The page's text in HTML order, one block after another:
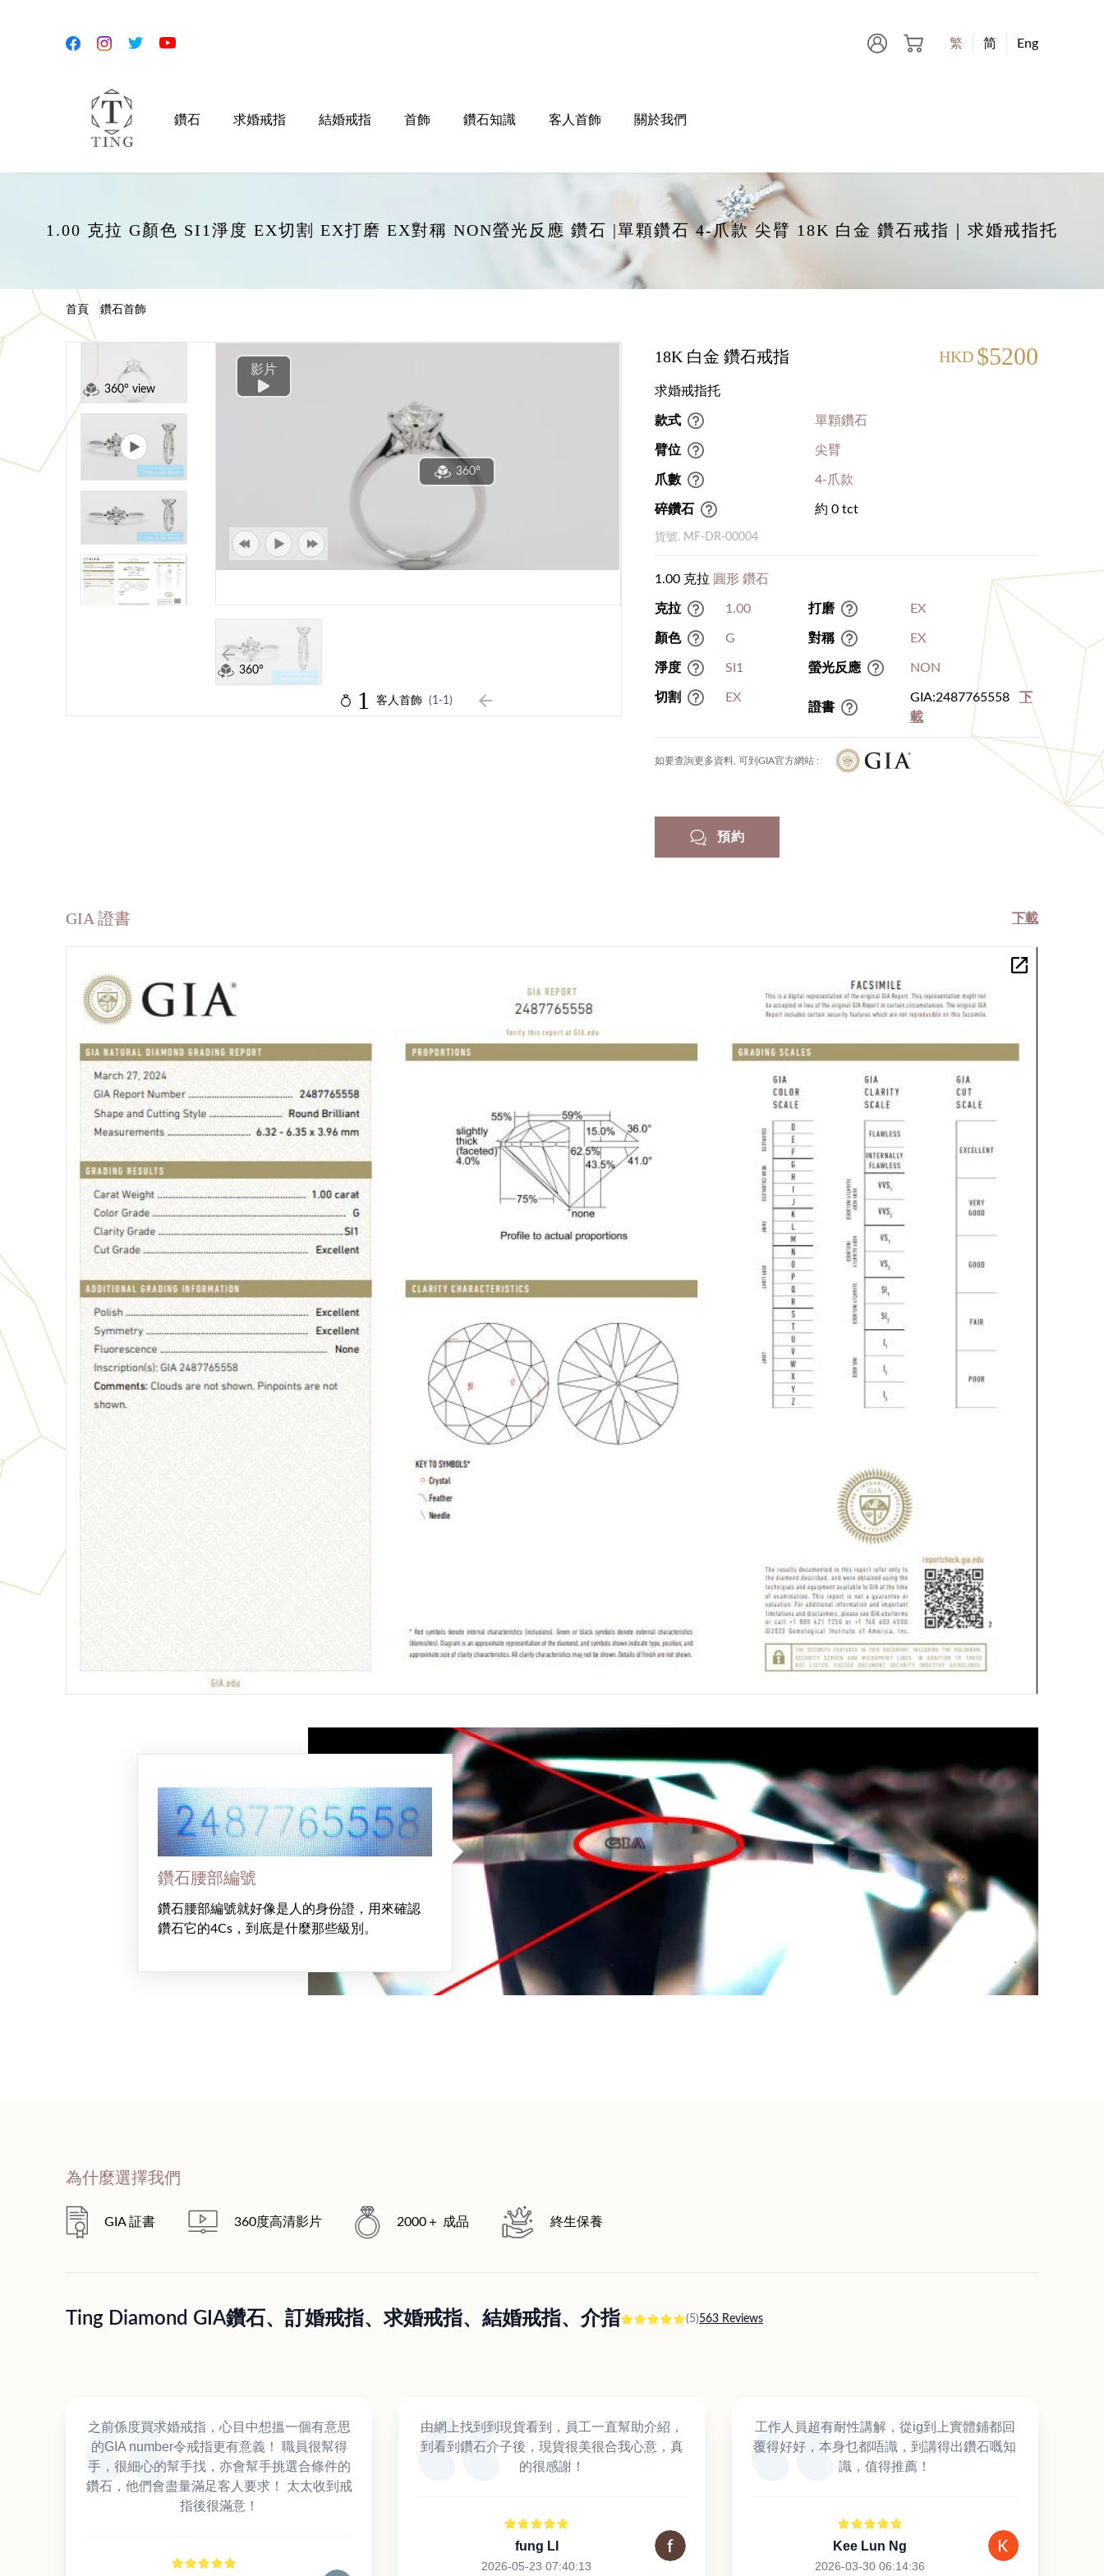
繁 简 Eng
鑽石 求婚戒指 結婚戒指 首飾 鑽石知識 客人首飾 關於我們
1.00 克拉 G顏色 SI1淨度 EX切割 EX打磨 EX對稱 NON螢光反應 鑽石 |單顆鑽石 4-爪款 尖臂 18K 白金 鑽石戒指｜求婚戒指托
首頁 鑽石首飾
360° view
影片
360°
360°
1 客人首飾 (1-1)
18K 白金 鑽石戒指 HKD $5200
求婚戒指托
款式 單顆鑽石
臂位 尖臂
爪數 4-爪款
碎鑽石 約 0 tct
貨號. MF-DR-00004
1.00 克拉 圓形 鑽石
克拉 1.00
顏色 G
淨度 SI1
切割 EX
打磨 EX
對稱 EX
螢光反應 NON
證書
GIA:2487765558
下
載
如要查詢更多資料, 可到GIA官方網站 :
預約
GIA 證書 下載
鑽石腰部編號
鑽石腰部編號就好像是人的身份證，用來確認
鑽石它的4Cs，到底是什麼那些級別。
為什麼選擇我們
GIA 証書 360度高清影片 2000＋ 成品 終生保養
Ting Diamond GIA鑽石、訂婚戒指、求婚戒指、結婚戒指、介指 (5)563 Reviews
之前係度買求婚戒指，心目中想搵一個有意思
的GIA number令戒指更有意義！ 職員很幫得
手，很細心的幫手找，亦會幫手挑選合條件的
鑽石，他們會盡量滿足客人要求！ 太太收到戒
指後很滿意！
由網上找到到現貨看到，員工一直幫助介紹，
到看到鑽石介子後，現貨很美很合我心意，真
的很感謝！
fung LI
2026-05-23 07:40:13
工作人員超有耐性講解，從ig到上實體鋪都回
覆得好好，本身乜都唔識，到講得出鑽石嘅知
識，值得推薦！
Kee Lun Ng
2026-03-30 06:14:36